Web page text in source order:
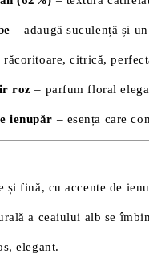
– adaugă suculență și
răcoritoare, citrică,
roz – parfum floral
ienupăr – esența care
și fină, cu accente de
a ceaiului alb se
elegant.